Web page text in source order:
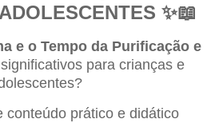
✨📖
e o Tempo da Purificação e
para crianças e
conteúdo prático e didático